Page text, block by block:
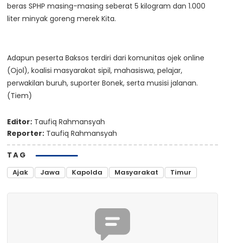
beras SPHP masing-masing seberat 5 kilogram dan 1.000
liter minyak goreng merek Kita.
Adapun peserta Baksos terdiri dari komunitas ojek online
(Ojol), koalisi masyarakat sipil, mahasiswa, pelajar,
perwakilan buruh, suporter Bonek, serta musisi jalanan.
(Tiem)
Editor: Taufiq Rahmansyah
Reporter: Taufiq Rahmansyah
TAG
Ajak Jawa Kapolda Masyarakat Timur